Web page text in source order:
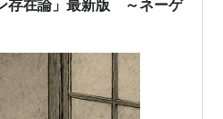
これは脳…
在論」最新版 ～ネーゲ